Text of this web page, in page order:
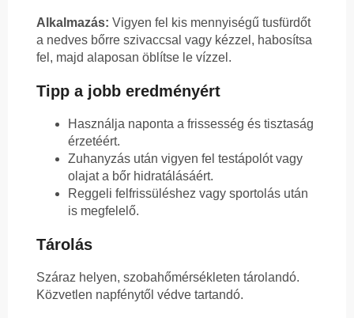
Alkalmazás: Vigyen fel kis mennyiségű tusfürdőt
a nedves bőrre szivaccsal vagy kézzel, habosítsa
fel, majd alaposan öblítse le vízzel.
Tipp a jobb eredményért
Használja naponta a frissesség és tisztaság
érzetéért.
Zuhanyzás után vigyen fel testápolót vagy
olajat a bőr hidratálásáért.
Reggeli felfrissüléshez vagy sportolás után
is megfelelő.
Tárolás
Száraz helyen, szobahőmérsékleten tárolandó.
Közvetlen napfénytől védve tartandó.